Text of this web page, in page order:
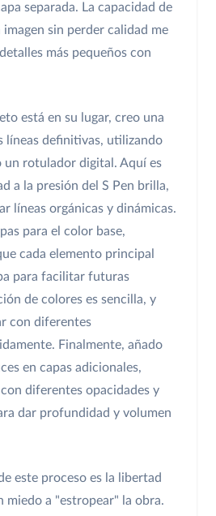
separada. La capacidad de
sin perder calidad me
más pequeños con
está en su lugar, creo una
líneas definitivas, utilizando
un rotulador digital. Aquí es
a la presión del S Pen brilla,
líneas orgánicas y dinámicas.
para el color base,
cada elemento principal
para facilitar futuras
de colores es sencilla, y
con diferentes
Finalmente, añado
en capas adicionales,
diferentes opacidades y
dar profundidad y volumen
este proceso es la libertad
miedo a "estropear" la obra.